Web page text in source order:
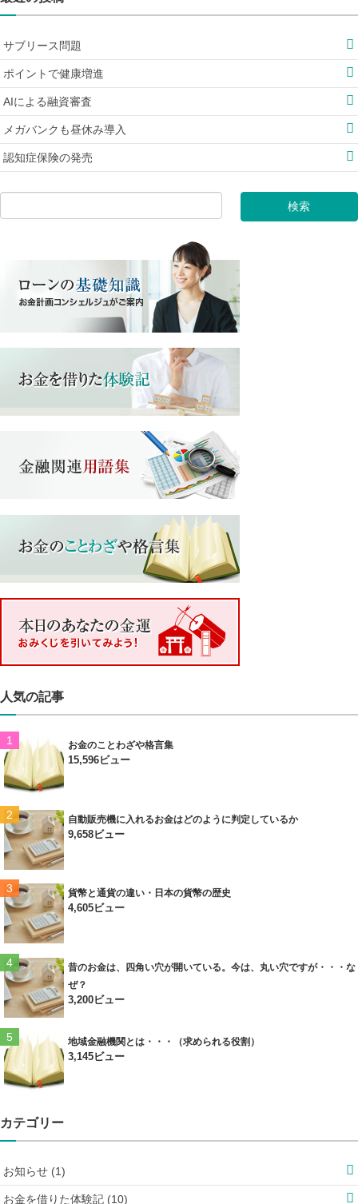
サブリース問題
ポイントで健康増進
AIによる融資審査
メガバンクも昼休み導入
認知症保険の発売
人気の記事
お金のことわざや格言集
15,596ビュー
自動販売機に入れるお金はどのように判定しているか
9,658ビュー
貨幣と通貨の違い・日本の貨幣の歴史
4,605ビュー
昔のお金は、四角い穴が開いている。今は、丸い穴ですが・・・な
ぜ？
3,200ビュー
地域金融機関とは・・・（求められる役割）
3,145ビュー
カテゴリー
お知らせ (1)
お金を借りた体験記 (10)